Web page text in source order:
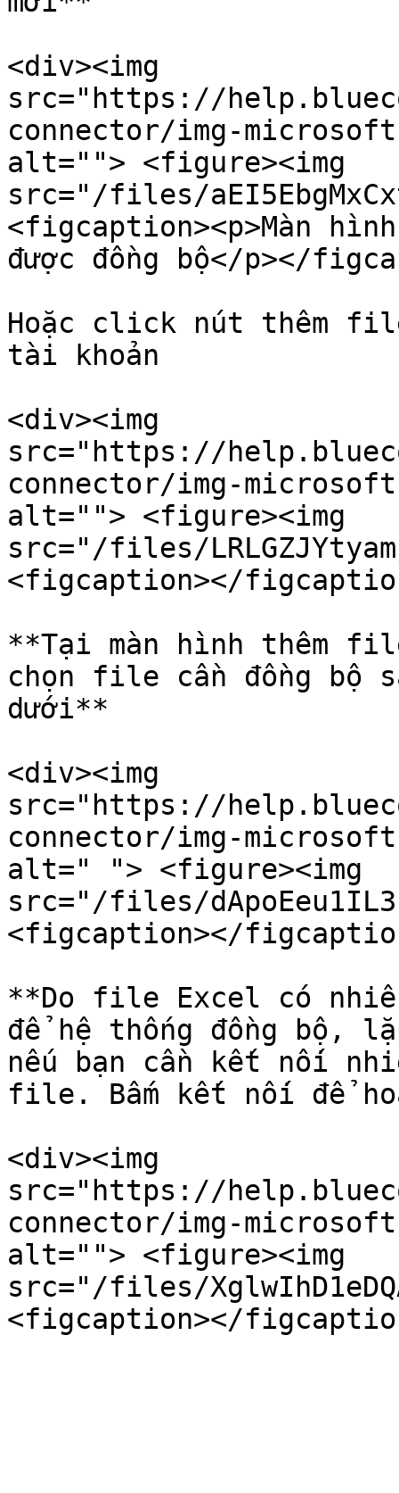
<div><img
src="https://
connector/img-
alt=""> <figure><img
src="/files/
<figcaption><p>Màn
được đồng bộ</p></
Hoặc click nút thêm
tài khoản
<div><img
src="https://
connector/img-
alt=""> <figure><img
src="/files/
<figcaption></
**Tại màn hình thêm
chọn file cần đồng bộ
dưới**
<div><img
src="https://
connector/img-
alt=" "> <figure><img
src="/files/
<figcaption></
**Do file Excel có
để hệ thống đồng bộ,
nếu bạn cần kết nối
file. Bấm kết nối để
<div><img
src="https://
connector/img-
alt=""> <figure><img
src="/files/